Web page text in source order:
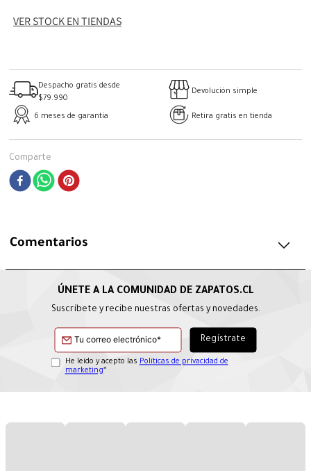
VER STOCK EN TIENDAS
Despacho gratis desde
$79.990
Devolución simple
6 meses de garantía Retira gratis en tienda
Comparte
Comentarios
Suscríbete y recibe nuestras ofertas y novedades.
He leído y acepto las Políticas de privacidad de
marketing*